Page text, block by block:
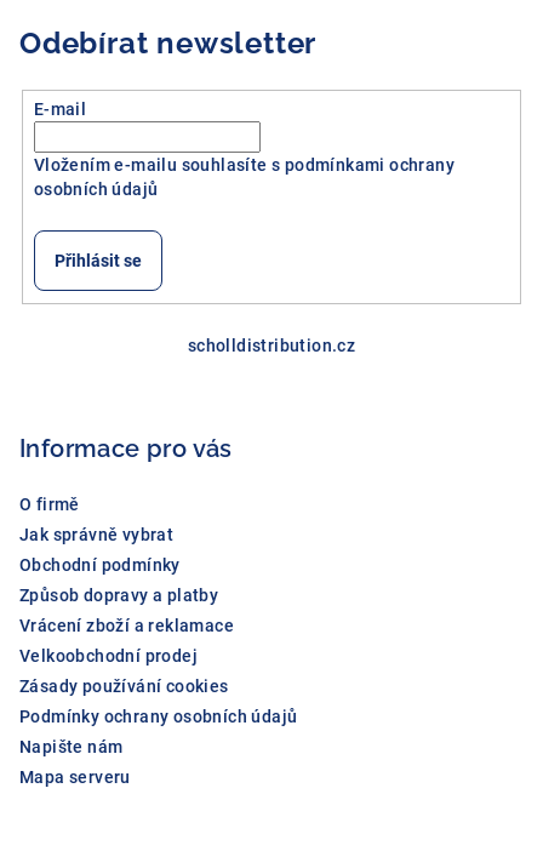
Odebírat newsletter
E-mail
Vložením e-mailu souhlasíte s podmínkami ochrany
osobních údajů
Přihlásit se
scholldistribution.cz
Informace pro vás
O firmě
Jak správně vybrat
Obchodní podmínky
Způsob dopravy a platby
Vrácení zboží a reklamace
Velkoobchodní prodej
Zásady používání cookies
Podmínky ochrany osobních údajů
Napište nám
Mapa serveru